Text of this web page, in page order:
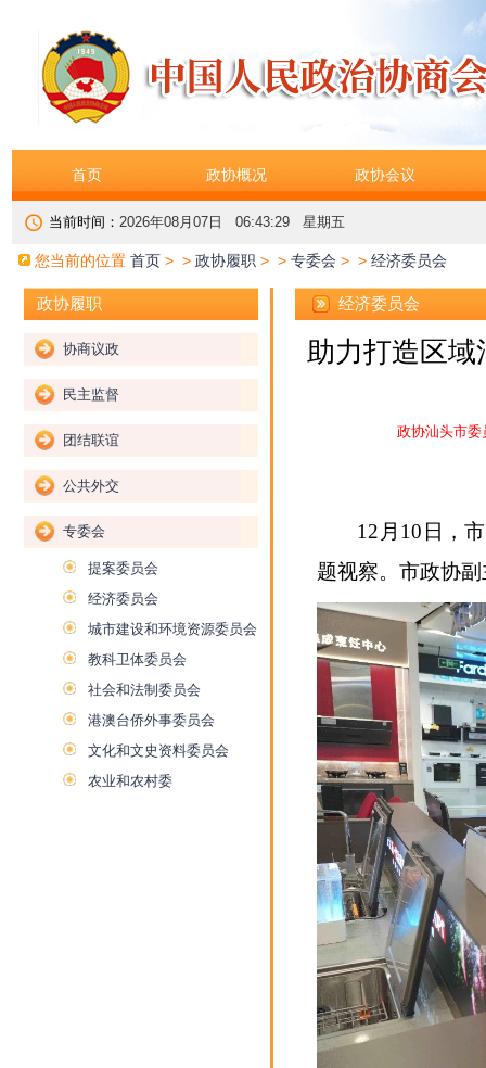
首页 政协概况 政协会议
当前时间： 2026年08月07日 06:43:29 星期五
您当前的位置 首页 > > 政协履职 > > 专委会 > > 经济委员会
政协履职
协商议政
民主监督
团结联谊
公共外交
专委会
提案委员会
经济委员会
城市建设和环境资源委员会
教科卫体委员会
社会和法制委员会
港澳台侨外事委员会
文化和文史资料委员会
农业和农村委
经济委员会
助力打造区域
政协汕头市委
12月10日，
题视察。市政协